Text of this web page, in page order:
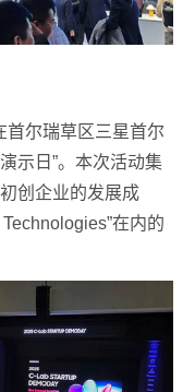
首尔瑞草区三星首尔
示日”。本次活动集
创企业的发展成
在内的